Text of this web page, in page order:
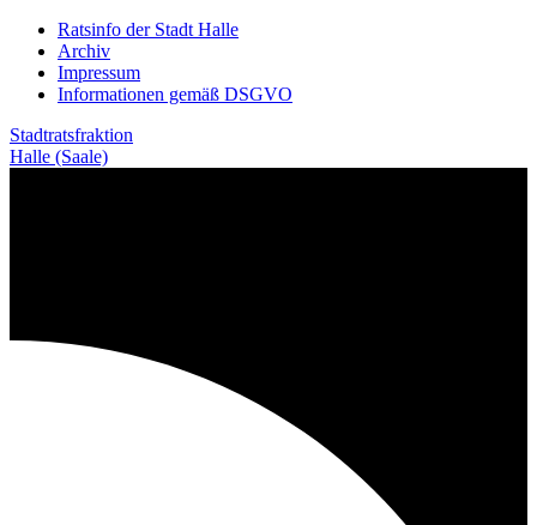
Weiter
zum
Inhalt
Ratsinfo der Stadt Halle
Archiv
Impressum
Informationen gemäß DSGVO
Stadtratsfraktion
Halle (Saale)